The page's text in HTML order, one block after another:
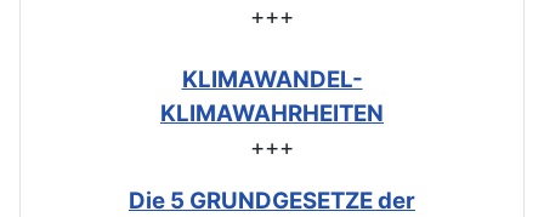
+++
KLIMAWANDEL-
KLIMAWAHRHEITEN
+++
Die 5 GRUNDGESETZE der